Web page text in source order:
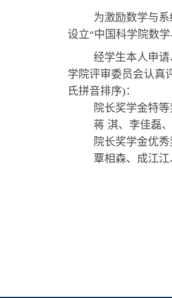
为激励数学与
设立“中国科学院数
经学生本人申
学院评审委员会认真
氏拼音排序)：
院长奖学金特
蒋 淇、李佳磊
院长奖学金优秀
覃相森、成江